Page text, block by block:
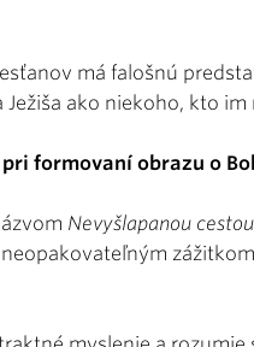
má falošnú
ako niekoho, kto im
formovaní obrazu o
Nevyšlapanou cestou